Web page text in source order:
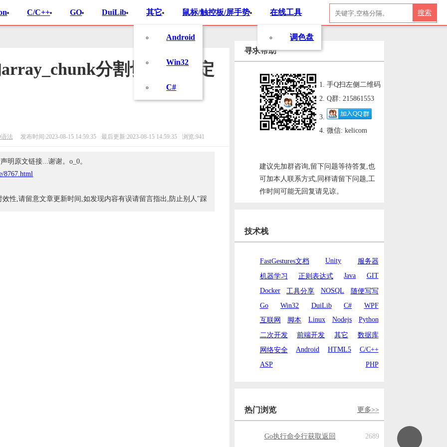
C/C++ GO DuiLib 其它
Android
Win32
C#
鼠标/触控板/屏手势 在线工具
调色盘
搜索
分割切片到指定
法 发布时间:2023-08-15 14:59:35 最后更新:2023-08-15 14:59:35 浏览:941
明原文链接...谢谢。o_0。
8767.html
性,请留意文章更新时间,如发现内容有误请留言指出,防止别人"踩
寻求帮助
手Q扫左侧二维码
Q群: 215861553
微信: kelicom
建议先加群咨询,留下问题等待答复,也
可加本人联系方式,同样请留下问题,工
作时间可能无回复请见谅。
技术栈
FastGestures文档 Unity
服务器
机器学习
正则表达式 Java
GIT
Docker
工具分享 NOSQL
随便写写
Go
Win32 DuiLib C#
WPF
互联网
脚本 Linux Nodejs Python
二次开发 前端开发 其它
数据库
网络安全
Android HTML5
C/C++
ASP
PHP
热门浏览 更多>>
Go执行命令行获取返回 2689